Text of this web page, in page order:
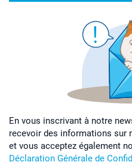
En vous inscrivant à notre
recevoir des informations sur
et vous acceptez également
Déclaration Générale de